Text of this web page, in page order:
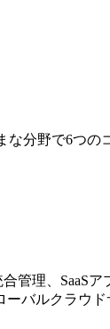
分野で6つの
管理、SaaSア
ーバルクラウ